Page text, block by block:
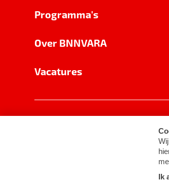
Programma's
Over BNNVARA
Vacatures
Cookie-instellingen